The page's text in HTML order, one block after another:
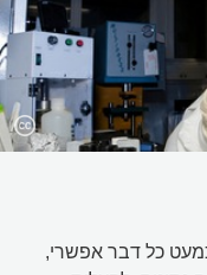
כל דבר אפשרי,